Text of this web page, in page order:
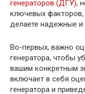
генераторов (ДГУ),
ключевых
делаете надежные и
Во-первых, важно
генератора, чтобы
вашим конкретным
включает в себя
генератора и